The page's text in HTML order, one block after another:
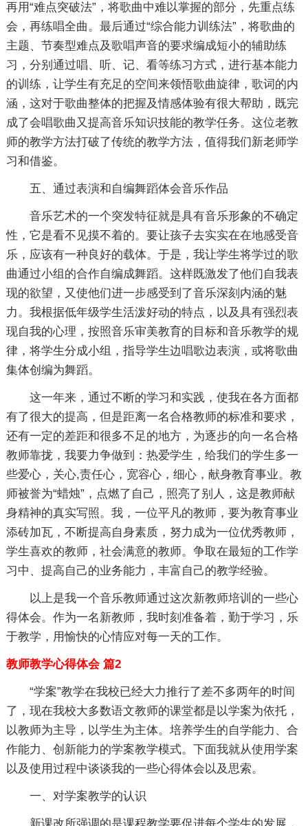
再用“难点突破法”，将歌曲中难以掌握的部分，先重点练
会，再练唱全曲。最后通过“综合能力训练法”，将歌曲的
主题、节奏型难点及歌唱声音的要求编成短小的辅助练
习，分别通过唱、听、记、看等练习方式，进行基本能力
的训练，让学生有充足的空间来领悟歌曲旋律，歌词的内
涵，这对于歌曲整体的把握及情感体验有很大帮助，既完
成了会唱歌曲又提高音乐知识技能的教学任务。这位老教
师的教学方法打破了传统的教学方法，值得我们新老师学
习和借鉴。
五、通过表演和自编舞蹈体会音乐作品
音乐艺术的一个突发特征就是具有音乐形象的不确定
性，它是看不见摸不着的。要让孩子去实实在在地感受音
乐，应该有一种良好的载体。于是，我让学生将学过的歌
曲通过小组的合作自编成舞蹈。这样既激发了他们自我表
现的欲望，又使他们进一步感受到了音乐深刻内涵的魅
力。我根据低年级学生活泼好动的特点，以及具有强烈表
现自我的心理，按照音乐审美教育的目标和音乐教学的规
律，将学生分成小组，指导学生边唱歌边表演，或将歌曲
集体创编为舞蹈。
这一年来，通过不断的学习和实践，使我在各方面都
有了很大的提高，但是距离一名合格教师的标准和要求，
还有一定的差距和很多不足的地方，为逐步的向一名合格
教师靠拢，我要力争做到：热爱学生，给我们的学生多一
些爱心，关心,责任心，宽容心，细心，献身教育事业。教
师被誉为“蜡烛”，点燃了自己，照亮了别人，这是教师献
身精神的真实写照。我，一位平凡的教师，要为教育事业
添砖加瓦，不断提高自身素质，努力成为一位优秀教师，
学生喜欢的教师，社会满意的教师。争取在最短的工作学
习中、提高自己的业务能力，丰富自己的教学经验。
以上是我一个音乐教师通过这次新教师培训的一些心
得体会。作为一名新教师，我时刻准备着，勤于学习，乐
于教学，用愉快的心情应对每一天的工作。
教师教学心得体会 篇2
“学案”教学在我校已经大力推行了差不多两年的时间
了，现在我校大多数语文教师的课堂都是以学案为依托，
以教师为主导，以学生为主体。培养学生的自学能力、合
作能力、创新能力的学案教学模式。下面我就从使用学案
以及使用过程中谈谈我的一些心得体会以及思索。
一、对学案教学的认识